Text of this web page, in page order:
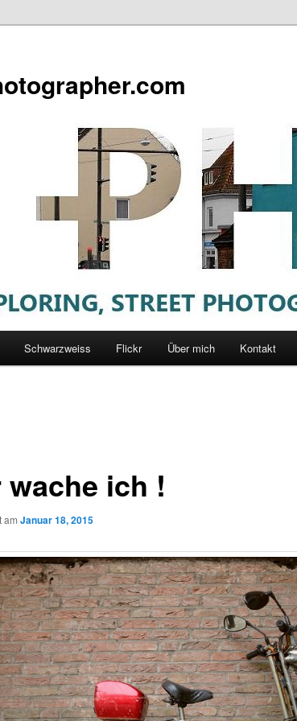
Schwarzweiss Flickr Über mich Kontakt
wache ich !
am Januar 18, 2015